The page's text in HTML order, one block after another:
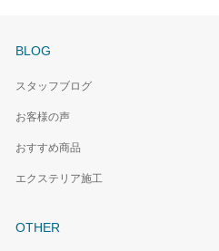
BLOG
スタッフブログ
お客様の声
おすすめ商品
エクステリア施工
OTHER